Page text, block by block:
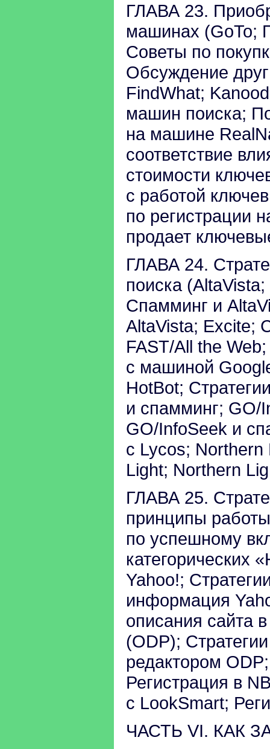
ГЛАВА 23.
машинах (GoTo;
Советы по
Обсуждение
FindWhat;
машин поиска;
на машине
соответствие
стоимости
с работой
по регистрации
продает
ГЛАВА 24.
поиска
Спамминг и
AltaVista; Excite;
FAST/Аll the
с машиной
HotBot;
и спамминг; GO/
GO/InfoSeek и
с Lycos; Northern
Light; Northern
ГЛАВА 25.
принципы
по успешному
категорических
Yahoo!;
информация
описания сайта
(ODP);
редактором
Регистрация в
с LookSmart;
ЧАСТЬ VI. КАК